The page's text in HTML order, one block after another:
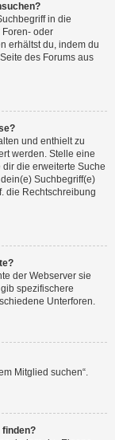
in die
oder
erhältst du, indem du
des Forums aus
und enthielt zu
werden. Stelle eine
die erweiterte Suche
Suchbegriff(e)
die Rechtschreibung
der Webserver sie
spezifischere
Unterforen.
Mitglied suchen“.
finden?